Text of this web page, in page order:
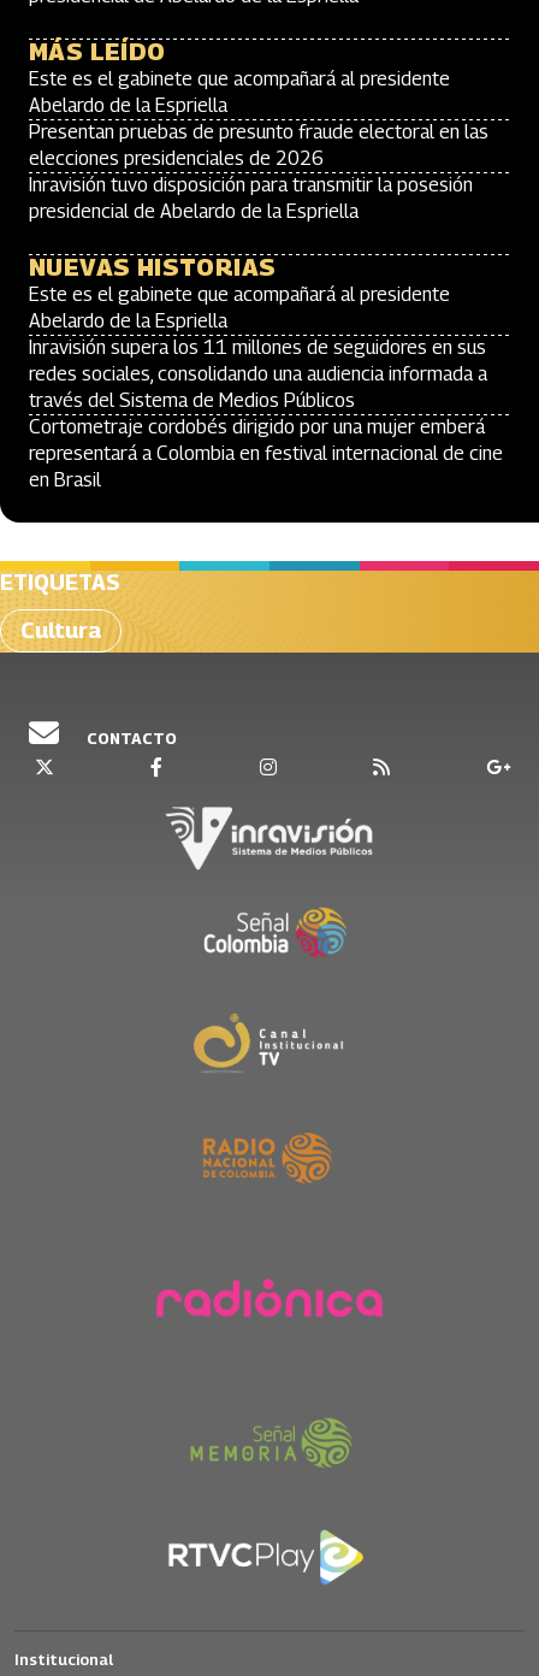
MÁS LEÍDO
Este es el gabinete que acompañará al presidente
Abelardo de la Espriella
Presentan pruebas de presunto fraude electoral en las
elecciones presidenciales de 2026
Inravisión tuvo disposición para transmitir la posesión
presidencial de Abelardo de la Espriella
NUEVAS HISTORIAS
Este es el gabinete que acompañará al presidente
Abelardo de la Espriella
Inravisión supera los 11 millones de seguidores en sus
redes sociales, consolidando una audiencia informada a
través del Sistema de Medios Públicos
Cortometraje cordobés dirigido por una mujer emberá
representará a Colombia en festival internacional de cine
en Brasil
ETIQUETAS
Cultura
CONTACTO
Institucional